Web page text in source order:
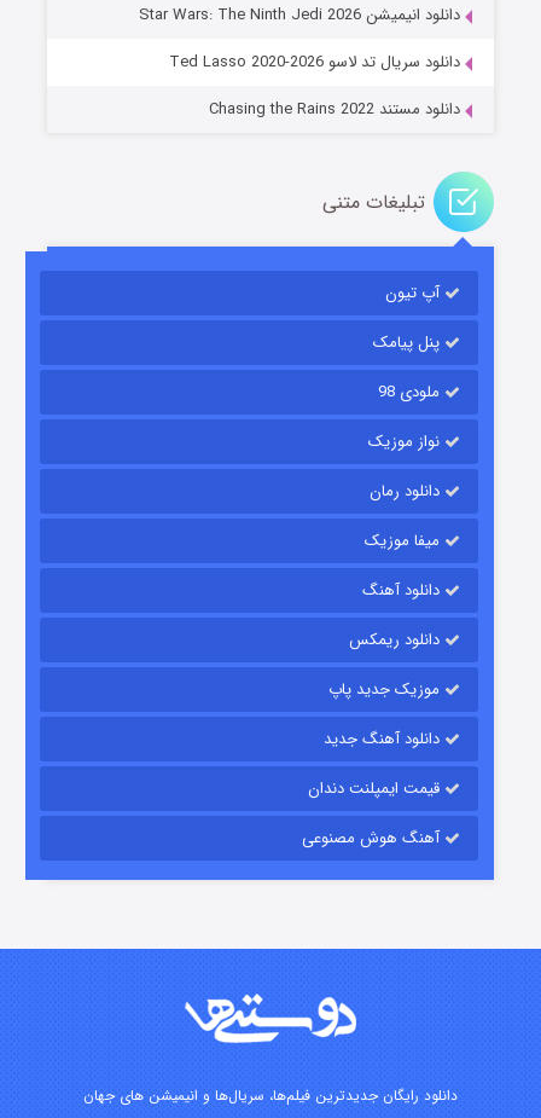
قسمت ۱۴ (زیرنویس) منتشر شد
قسمت
قسمت۲ (دوبله) منتشر شد
دانلود انیمیشن Star Wars: The Ninth Jedi 2026
دانلود سریال تد لاسو Ted Lasso 2020-2026
دانلود مستند Chasing the Rains 2022
تبلیغات متنی
آپ تیون
پنل پیامک
ملودی 98
نواز موزیک
دانلود رمان
میفا موزیک
دانلود آهنگ
دانلود ریمکس
موزیک جدید پاپ
دانلود آهنگ جدید
قیمت ایمپلنت دندان
آهنگ هوش مصنوعی
دانلود رایگان جدیدترین فیلم‌ها، سریال‌ها و انیمیشن های جهان